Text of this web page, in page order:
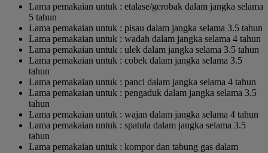
Lama pemakaian untuk : etalase/gerobak dalam jangka selama
5 tahun
Lama pemakaian untuk : pisau dalam jangka selama 3.5 tahun
Lama pemakaian untuk : wadah dalam jangka selama 4 tahun
Lama pemakaian untuk : ulek dalam jangka selama 3.5 tahun
Lama pemakaian untuk : cobek dalam jangka selama 3.5
tahun
Lama pemakaian untuk : panci dalam jangka selama 4 tahun
Lama pemakaian untuk : pengaduk dalam jangka selama 3.5
tahun
Lama pemakaian untuk : wajan dalam jangka selama 4 tahun
Lama pemakaian untuk : spatula dalam jangka selama 3.5
tahun
Lama pemakaian untuk : kompor dan tabung gas dalam